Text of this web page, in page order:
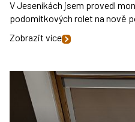
V Jeseníkách jsem provedl
podomítkových rolet na nově
Zobrazit více